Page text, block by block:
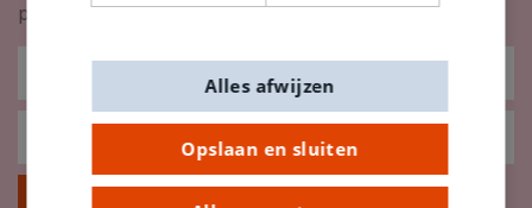
promoties en meer!
Opslaan en sluiten
Alles afwijzen